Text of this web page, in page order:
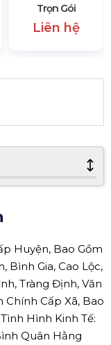
Trọn Gói
Liên hệ
Huyện, Bao Gồm
Bình Gia, Cao Lộc,
Tràng Định, Văn
Chính Cấp Xã, Bao
Hình Kinh Tế:
Quân Hằng